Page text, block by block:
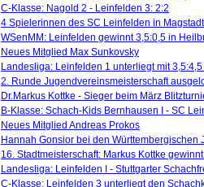
C-Klasse: Nagold 2 - Leinfelden 3: 2:2
4 Spielerinnen des SC Leinfelden in Magstadt
WSenMM: Leinfelden gewinnt 3,5:0,5 in
Neues Mitglied Max Sunkovsky
Landesliga: Leinfelden 1 unterliegt mit
2. Runde Jugendvereinsmeisterschaft
Dr.Markus Kottke - Sieger beim März
B-Klasse: Schach-Kids Bernhausen I - SC
Neues Mitglied Andreas Prokos
Hannah Gonsior bei den Württembergischen
16. Stadtmeisterschaft: Markus Kottke
Landesliga: Leinfelden I - Stuttgarter
C-Klasse: Leinfelden 3 unterliegt den